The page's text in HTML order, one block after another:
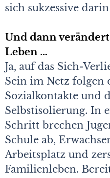
sich sukzessive
Und dann
Leben …
Ja, auf das Sich-
Sein im Netz folgen
Sozialkontakte und
Selbstisolierung. In
Schritt brechen
Schule ab,
Arbeitsplatz und
Familienleben.